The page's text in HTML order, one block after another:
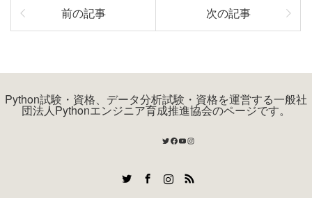
前の記事 次の記事
Python試験・資格、データ分析試験・資格を運営する一般社
団法人Pythonエンジニア育成推進協会のページです。
Twitter
Facebook
YouTube
Instagram
RSS